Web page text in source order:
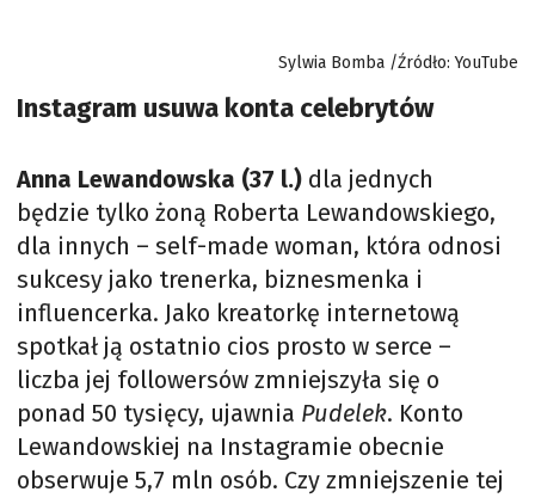
Sylwia Bomba /Źródło: YouTube
Instagram usuwa konta celebrytów
Anna Lewandowska (37 l.) dla jednych
będzie tylko żoną Roberta Lewandowskiego,
dla innych – self-made woman, która odnosi
sukcesy jako trenerka, biznesmenka i
influencerka. Jako kreatorkę internetową
spotkał ją ostatnio cios prosto w serce –
liczba jej followersów zmniejszyła się o
ponad 50 tysięcy, ujawnia Pudelek. Konto
Lewandowskiej na Instagramie obecnie
obserwuje 5,7 mln osób. Czy zmniejszenie tej